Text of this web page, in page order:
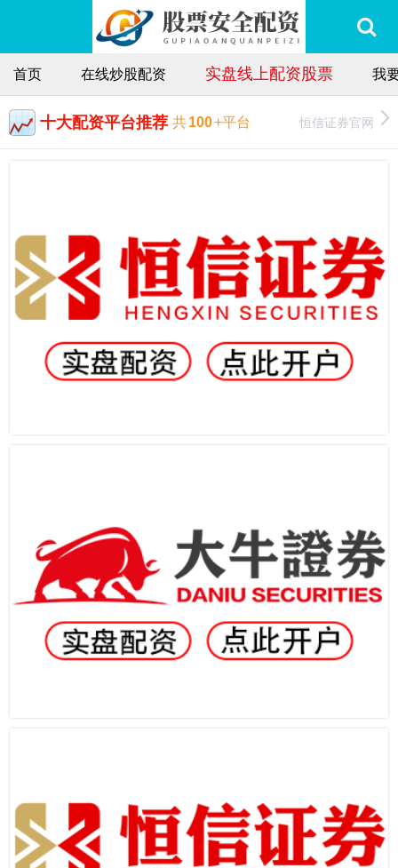
首页 在线炒股配资 实盘线上配资股票 我
十大配资平台推荐 共100+平台 恒信证券官网